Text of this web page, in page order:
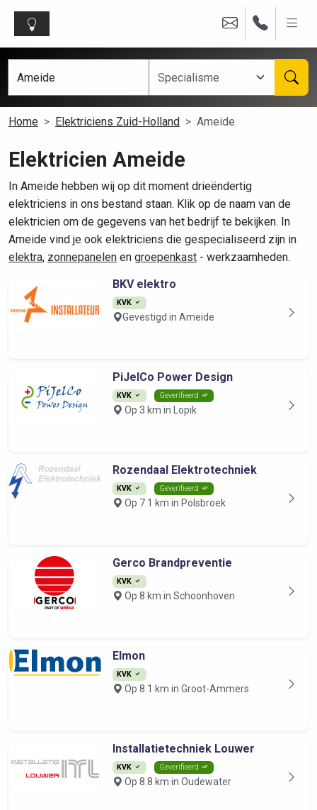
Home Elektriciens Zuid-Holland Ameide
Elektricien Ameide
In Ameide hebben wij op dit moment drieëndertig
elektriciens in ons bestand staan. Klik op de naam van de
elektricien om de gegevens van het bedrijf te bekijken. In
Ameide vind je ook elektriciens die gespecialiseerd zijn in
elektra, zonnepanelen en groepenkast - werkzaamheden.
BKV elektro
KVK
Gevestigd in Ameide
PiJelCo Power Design
KVK Geverifieerd
Op 3 km in Lopik
Rozendaal Elektrotechniek
KVK Geverifieerd
Op 7.1 km in Polsbroek
Gerco Brandpreventie
KVK
Op 8 km in Schoonhoven
Elmon
KVK
Op 8.1 km in Groot-Ammers
Installatietechniek Louwer
KVK Geverifieerd
Op 8.8 km in Oudewater